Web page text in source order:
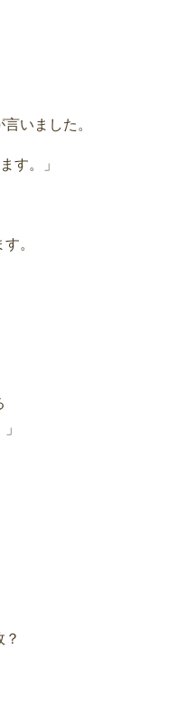
いました。
す。」
。